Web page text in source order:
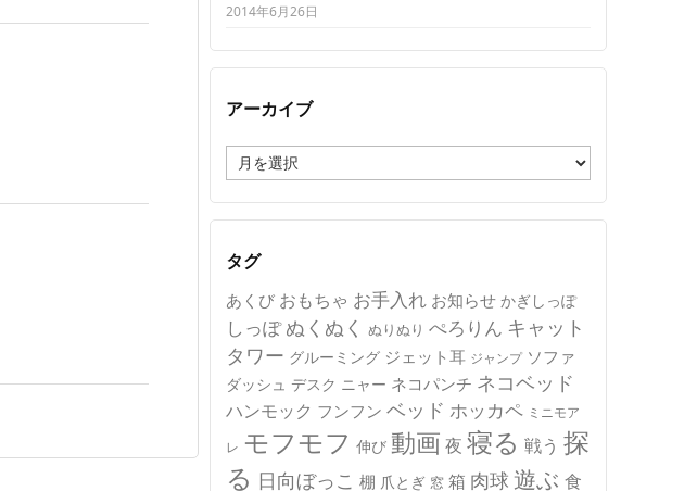
2014年6月26日
アーカイブ
ー
カ
イ
タグ
あくび おもちゃ お手入れ お知らせ かぎしっぽ
しっぽ ぬくぬく ぬりぬり ぺろりん キャット
タワー グルーミング ジェット耳 ジャンプ ソファ
ダッシュ デスク ニャー ネコパンチ ネコベッド
ハンモック フンフン ベッド ホッカペ ミニモア
レ モフモフ 伸び 動画 夜 寝る 戦う 探
る 日向ぼっこ 棚 爪とぎ 窓 箱 肉球 遊ぶ 食